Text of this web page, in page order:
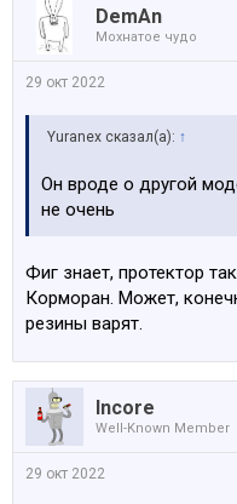
DemAn
Мохнатое чудо
29 окт 2022
Yuranex сказал(а): ↑
Он вроде о другой
не очень
Фиг знает, протектор
Корморан. Может,
резины варят.
Incore
Well-Known Member
29 окт 2022